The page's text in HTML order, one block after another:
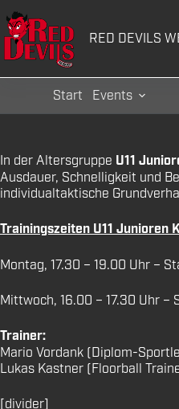
Zum
Inhalt
springen
RED DEVILS
Start Events
In der Altersgruppe U11
Ausdauer, Schnelligkeit und
individualtaktische
Trainingszeiten U11 Junioren
Montag, 17.30 – 19.00 Uhr –
Mittwoch, 16.00 – 17.30 Uhr
Trainer:
Mario Vordank (Diplom-
Lukas Kastner (Floorball
[divider]